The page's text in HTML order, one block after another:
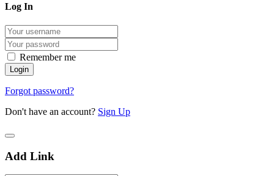
Log In
Remember me
Forgot password?
Don't have an account? Sign Up
Add Link